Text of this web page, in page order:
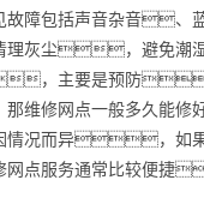
故障包括声音杂音
灰尘，避免潮湿
，主要是预防
维修网点一般多久能
况而异，如果
网点服务通常比较